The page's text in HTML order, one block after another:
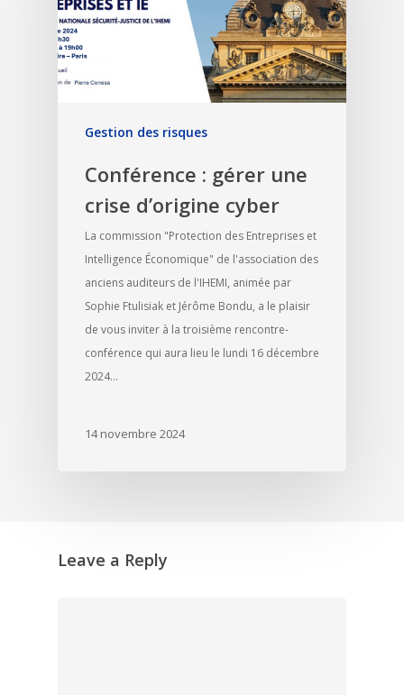
Gestion des risques
Conférence : gérer une
crise d’origine cyber
La commission "Protection des Entreprises et
Intelligence Économique" de l'association des
anciens auditeurs de l'IHEMI, animée par
Sophie Ftulisiak et Jérôme Bondu, a le plaisir
de vous inviter à la troisième rencontre-
conférence qui aura lieu le lundi 16 décembre
2024…
14 novembre 2024
Leave a Reply